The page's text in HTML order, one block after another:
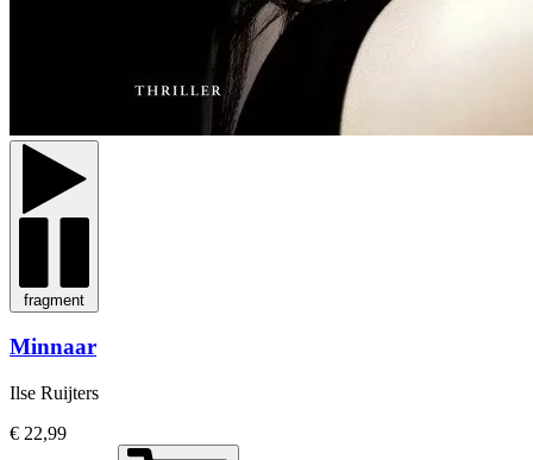
fragment
Minnaar
Ilse Ruijters
€ 22,99